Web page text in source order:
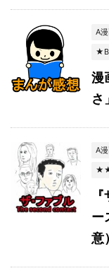
A
漫
さ
A
★★
ー
意）